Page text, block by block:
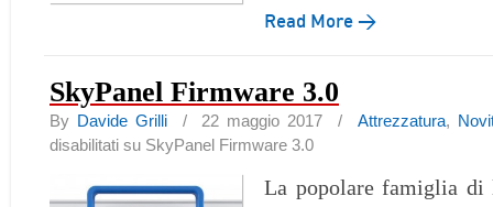
Read More →
SkyPanel Firmware 3.0
By Davide Grilli/ 22 maggio 2017 / Attrezzatura,
disabilitati su SkyPanel Firmware 3.0
La popolare famiglia